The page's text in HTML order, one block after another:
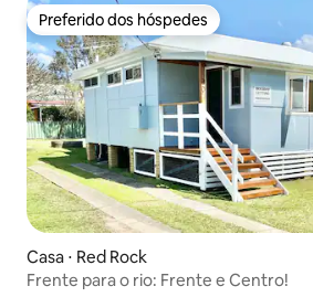
Preferido dos hóspedes
Preferido dos hóspedes
Casa ⋅ Red Rock
Frente para o rio: Frente e Centro!